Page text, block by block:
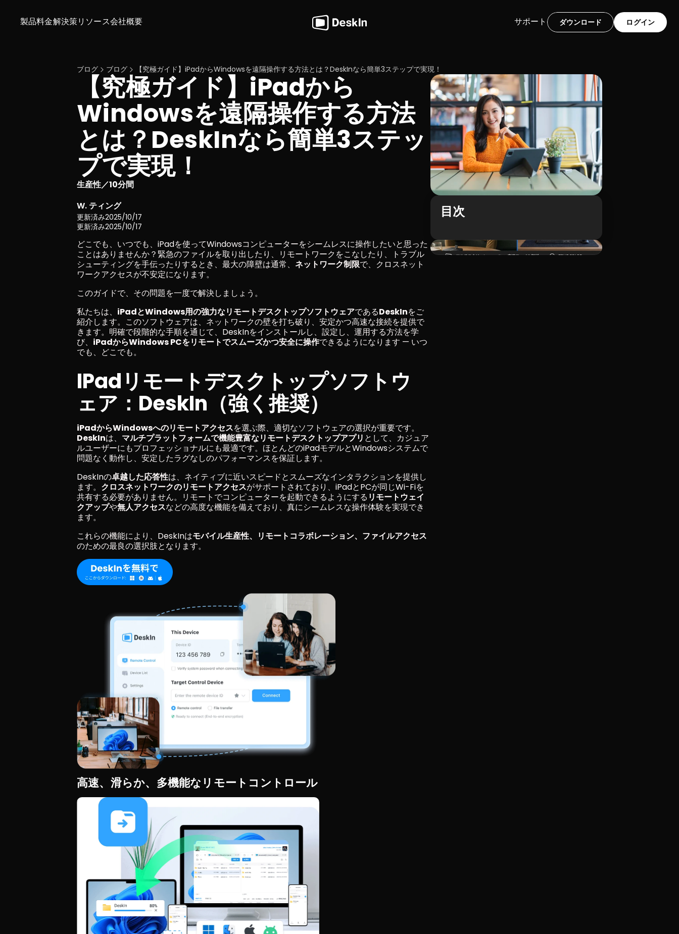
製品料金 リソース
解決策 会社概要 ダウンロード ログイン
サポート
ブログ ブログ 【究極ガイド】iPadからWindowsを遠隔操作する方法とは？DeskInなら簡単3ステップで実現！
【究極ガイド】iPadから
Windowsを遠隔操作する方法
とは？DeskInなら簡単3ステッ
プで実現！
生産性／10分間
W. ティング
更新済み2025/10/17
更新済み2025/10/17
どこでも、いつでも、iPadを使ってWindowsコンピューターをシームレスに操作したいと思った
ことはありませんか？緊急のファイルを取り出したり、リモートワークをこなしたり、トラブル
シューティングを手伝ったりするとき、最大の障壁は通常、 ネットワーク制限で、クロスネット
ワークアクセスが不安定になります。
このガイドで、その問題を一度で解決しましょう。
私たちは、 iPadとWindows用の強力なリモートデスクトップソフトウェアであるDeskInをご
紹介します。このソフトウェアは、ネットワークの壁を打ち破り、安定かつ高速な接続を提供で
きます。明確で段階的な手順を通じて、DeskInをインストールし、設定し、運用する方法を学
び、 iPadからWindows PCをリモートでスムーズかつ安全に操作できるようになります — いつ
でも、どこでも。
IPadリモートデスクトップソフトウ
ェア：DeskIn（強く推奨）
iPadからWindowsへのリモートアクセスを選ぶ際、適切なソフトウェアの選択が重要です。
DeskInは、 マルチプラットフォームで機能豊富なリモートデスクトップアプリ として、カジュア
ルユーザーにもプロフェッショナルにも最適です。ほとんどのiPadモデルとWindowsシステムで
問題なく動作し、安定したラグなしのパフォーマンスを保証します。
DeskInの卓越した応答性は、ネイティブに近いスピードとスムーズなインタラクションを提供し
ます。 クロスネットワークのリモートアクセスがサポートされており、iPadとPCが同じWi-Fiを
共有する必要がありません。リモートでコンピューターを起動できるようにする リモートウェイ
クアップや無人アクセスなどの高度な機能を備えており、真にシームレスな操作体験を実現でき
ます。
これらの機能により、DeskInはモバイル生産性、リモートコラボレーション、ファイルアクセス
のための最良の選択肢となります。
高速、滑らか、多機能なリモートコントロール
目次